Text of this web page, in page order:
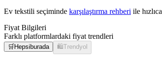
Ev tekstili seçiminde karşılaştırma rehberi ile
Fiyat Bilgileri
Farklı platformlardaki fiyat trendleri
🛒 Hepsiburada 🛍️Trendyol